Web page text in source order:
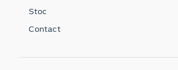
Stoc
Contact